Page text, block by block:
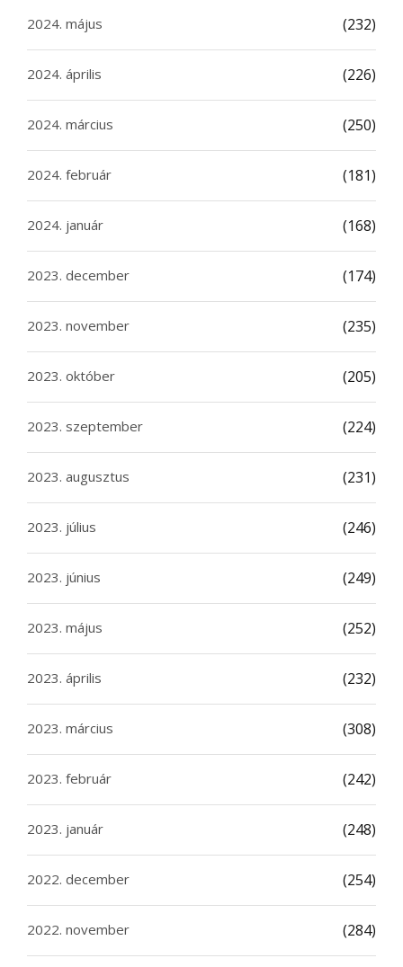
2024. május (232)
2024. április (226)
2024. március (250)
2024. február (181)
2024. január (168)
2023. december (174)
2023. november (235)
2023. október (205)
2023. szeptember (224)
2023. augusztus (231)
2023. július (246)
2023. június (249)
2023. május (252)
2023. április (232)
2023. március (308)
2023. február (242)
2023. január (248)
2022. december (254)
2022. november (284)